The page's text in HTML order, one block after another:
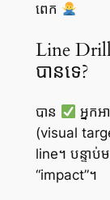
ពេក
Line Drill
បានទេ?
បាន
អ្នក
(visual
line។ បន្ទាប់
“impact”។